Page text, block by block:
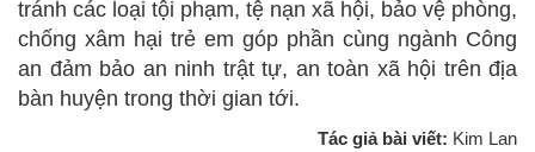
tránh các loại tội phạm, tệ nạn xã hội, bảo vệ phòng,
chống xâm hại trẻ em góp phần cùng ngành Công
an đảm bảo an ninh trật tự, an toàn xã hội trên địa
bàn huyện trong thời gian tới.
Tác giả bài viết: Kim Lan